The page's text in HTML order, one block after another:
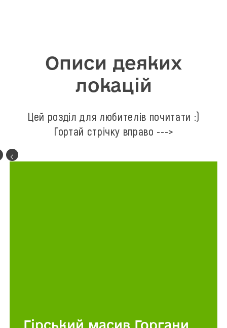
Описи деяких
локацій
Цей розділ для любителів почитати :)
Гортай стрічку вправо --->
Гірський масив Горгани